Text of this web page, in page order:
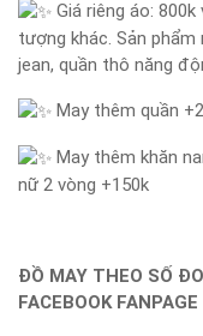
Giá riêng áo:
tượng khác. Sản phẩm
jean, quần thô năng
May thêm quần
May thêm khăn
nữ 2 vòng +150k
ĐỒ MAY THEO SỐ
FACEBOOK